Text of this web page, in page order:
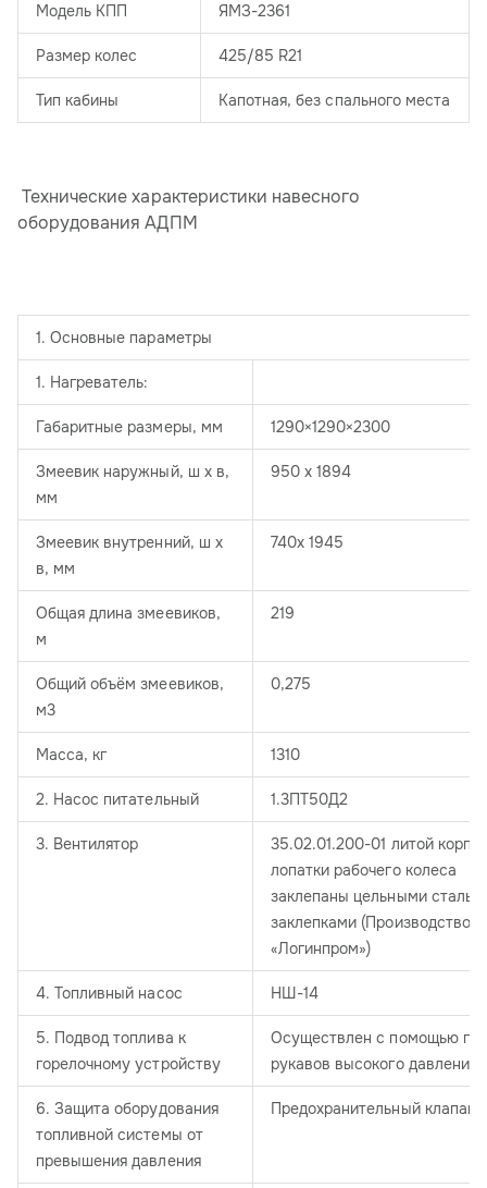
Модель КПП ЯМЗ-2361
Размер колес 425/85 R21
Тип кабины Капотная, без спального места
Технические характеристики навесного
оборудования АДПМ
1. Основные параметры
1. Нагреватель:
Габаритные размеры, мм 1290×1290×2300
Змеевик наружный, ш х в,
мм
950 х 1894
Змеевик внутренний, ш х
в, мм
740х 1945
Общая длина змеевиков,
м
219
Общий объём змеевиков,
м3
0,275
Масса, кг 1310
2. Насос питательный 1.3ПТ50Д2
3. Вентилятор
35.02.01.200-01 литой
лопатки рабочего колеса
заклепаны цельными
заклепками (Производство
«Логинпром»)
4. Топливный насос НШ-14
5. Подвод топлива к
горелочному устройству
Осуществлен с помощью
рукавов высокого давления
6. Защита оборудования
топливной системы от
превышения давления
Предохранительный клапан